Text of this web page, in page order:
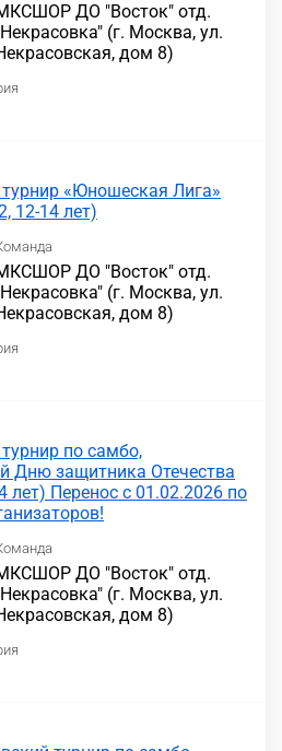
ДО "Восток" отд.
(г. Москва, ул.
дом 8)
«Юношеская Лига»
12-14 лет)
ДО "Восток" отд.
(г. Москва, ул.
дом 8)
по самбо,
Дню защитника Отечества
лет) Перенос с 01.02.2026 по
ДО "Восток" отд.
(г. Москва, ул.
дом 8)